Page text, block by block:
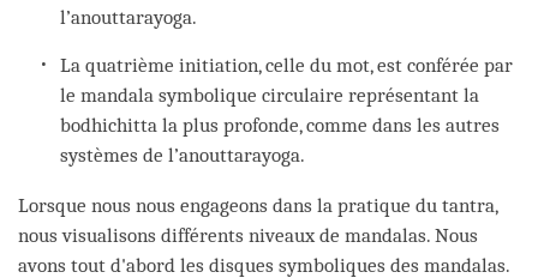
l’anouttarayoga.
La quatrième initiation, celle du mot, est conférée par
le mandala symbolique circulaire représentant la
bodhichitta la plus profonde, comme dans les autres
systèmes de l’anouttarayoga.
Lorsque nous nous engageons dans la pratique du tantra,
nous visualisons différents niveaux de mandalas. Nous
avons tout d'abord les disques symboliques des mandalas.